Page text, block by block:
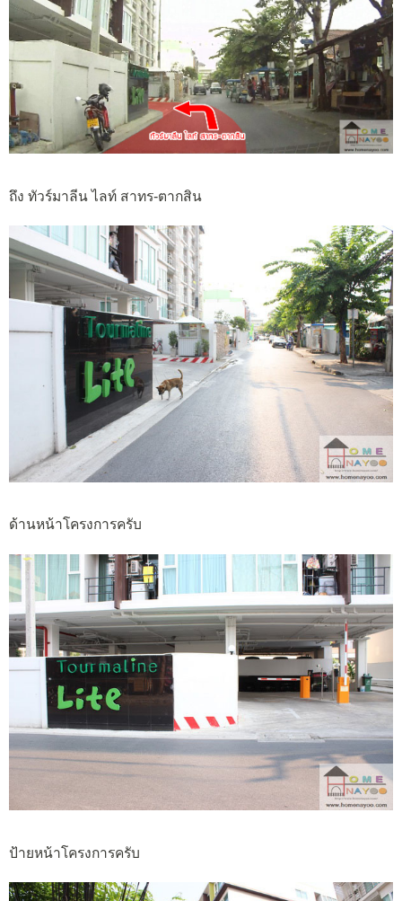
ถึง ทัวร์มาลีน ไลท์ สาทร-ตากสิน
ด้านหน้าโครงการครับ
ป้ายหน้าโครงการครับ